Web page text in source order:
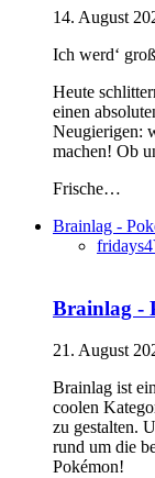
14. August
Ich werd‘
Heute
einen
Neugierigen:
machen! Ob
Frische…
Brainlag -
Brainlag -
21. August
Brainlag ist
coolen
zu gestalten.
rund um die
Pokémon!